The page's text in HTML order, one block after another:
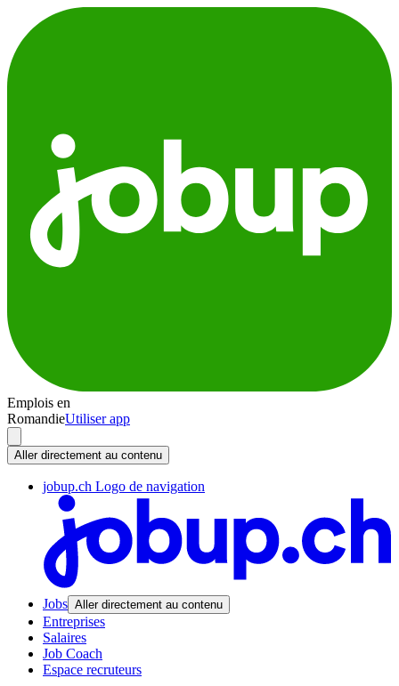
Emplois en
RomandieUtiliser app
Aller directement au contenu
jobup.ch Logo de navigation
Jobs Aller directement au contenu
Entreprises
Salaires
Job Coach
Espace recruteurs